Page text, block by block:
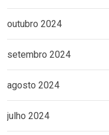
outubro 2024
setembro 2024
agosto 2024
julho 2024